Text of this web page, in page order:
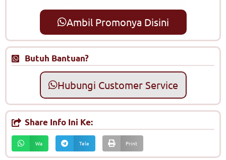
Ambil Promonya Disini
Butuh Bantuan?
Hubungi Customer Service
Share Info Ini Ke:
Wa Tele Print